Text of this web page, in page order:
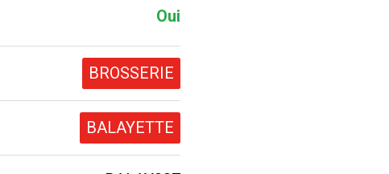
Oui
BROSSERIE
BALAYETTE